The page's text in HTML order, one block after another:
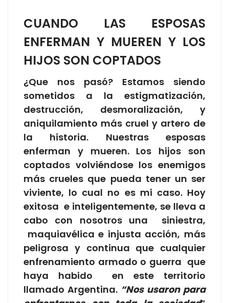
CUANDO LAS ESPOSAS
ENFERMAN Y MUEREN Y LOS
HIJOS SON COPTADOS
¿Que nos pasó? Estamos siendo
sometidos a la estigmatización,
destrucción, desmoralización, y
aniquilamiento más cruel y artero de
la historia. Nuestras esposas
enferman y mueren. Los hijos son
coptados volviéndose los enemigos
más crueles que pueda tener un ser
viviente, lo cual no es mi caso. Hoy
exitosa e inteligentemente, se lleva a
cabo con nosotros una siniestra,
maquiavélica e injusta acción, más
peligrosa y continua que cualquier
enfrenamiento armado o guerra que
haya habido en este territorio
llamado Argentina. “Nos usaron para